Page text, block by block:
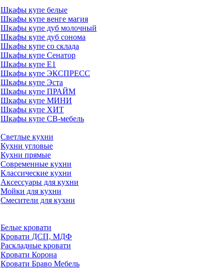
Шкафы купе белые
Шкафы купе венге магия
Шкафы купе дуб молочный
Шкафы купе дуб сонома
Шкафы купе со склада
Шкафы купе Сенатор
Шкафы купе Е1
Шкафы купе ЭКСПРЕСС
Шкафы купе Эста
Шкафы купе ПРАЙМ
Шкафы купе МИНИ
Шкафы купе ХИТ
Шкафы купе СВ-мебель
Светлые кухни
Кухни угловые
Кухни прямые
Современные кухни
Классические кухни
Аксессуары для кухни
Мойки для кухни
Смесители для кухни
Белые кровати
Кровати ДСП, МДФ
Раскладные кровати
Кровати Корона
Кровати Браво Мебель